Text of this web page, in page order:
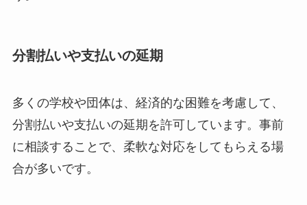
分割払いや支払いの延期
多くの学校や団体は、経済的な困難を考慮して、
分割払いや支払いの延期を許可しています。事前
に相談することで、柔軟な対応をしてもらえる場
合が多いです。